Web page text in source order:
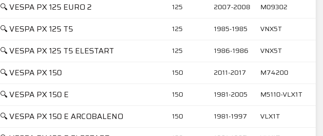
🔍 VESPA PX 125 EURO 2 125 2007-2008 M09302
🔍 VESPA PX 125 T5 125 1985-1985 VNX5T
🔍 VESPA PX 125 T5 ELESTART 125 1986-1986 VNX5T
🔍 VESPA PX 150 150 2011-2017 M74200
🔍 VESPA PX 150 E 150 1981-2005 M5110-VLX1T
🔍 VESPA PX 150 E ARCOBALENO 150 1981-1997 VLX1T